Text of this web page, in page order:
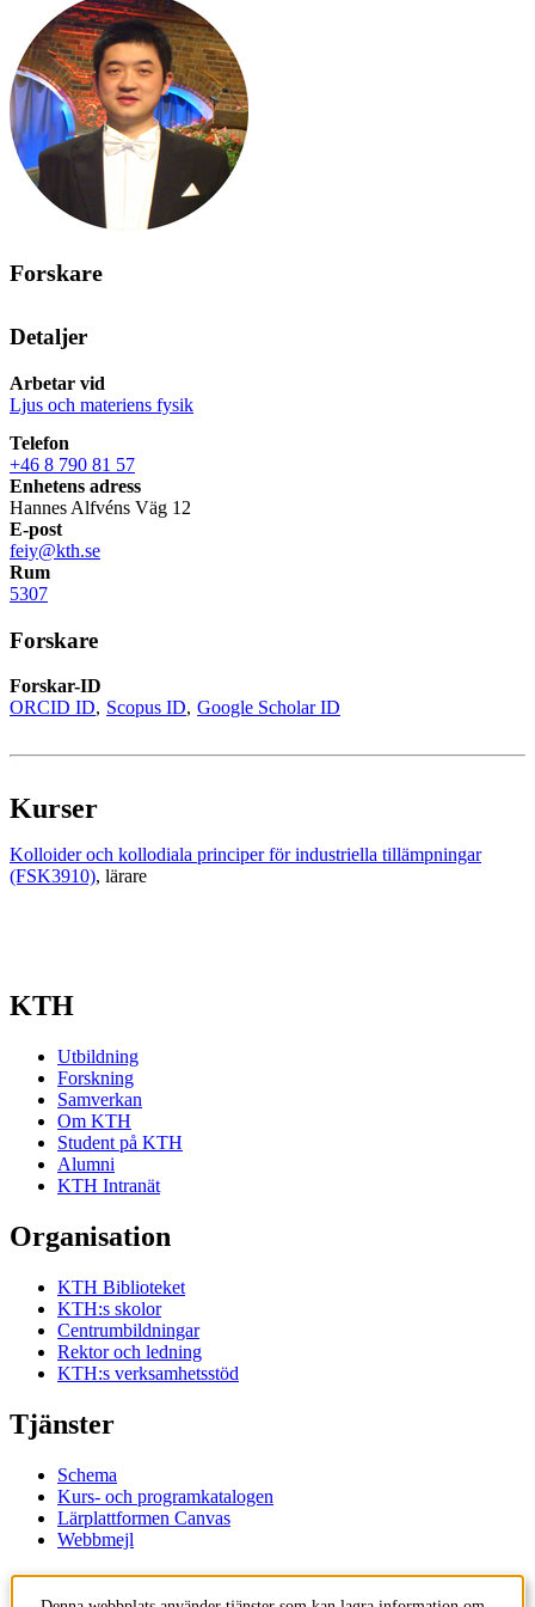
Forskare
Detaljer
Arbetar vid
Ljus och materiens fysik
Telefon
+46 8 790 81 57
Enhetens adress
Hannes Alfvéns Väg 12
E-post
feiy@kth.se
Rum
5307
Forskare
Forskar-ID
ORCID ID
Scopus ID Google Scholar ID
Kurser
Kolloider och kollodiala principer för industriella tillämpningar
(FSK3910), lärare
KTH
Utbildning
Forskning
Samverkan
Om KTH
Student på KTH
Alumni
KTH Intranät
Organisation
KTH Biblioteket
KTH:s skolor
Centrumbildningar
Rektor och ledning
KTH:s verksamhetsstöd
Tjänster
Schema
Kurs- och programkatalogen
Lärplattformen Canvas
Webbmejl
Kontakt